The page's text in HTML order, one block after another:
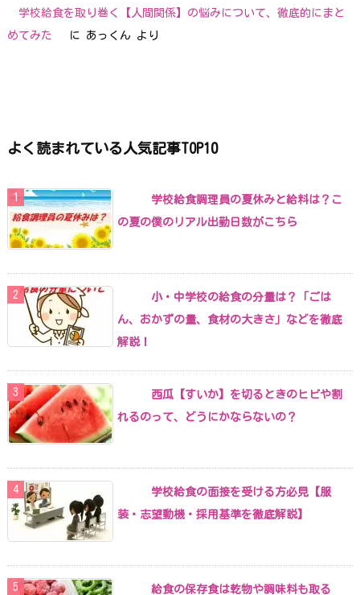
学校給食を取り巻く【人間関係】の悩みについて、徹底的にまと
めてみた
に あっくん より
よく読まれている人気記事TOP10
学校給食調理員の夏休みと給料は？こ
の夏の僕のリアル出勤日数がこちら
小・中学校の給食の分量は？「ごは
ん、おかずの量、食材の大きさ」などを徹底
解説！
西瓜【すいか】を切るときのヒビや割
れるのって、どうにかならないの？
学校給食の面接を受ける方必見【服
装・志望動機・採用基準を徹底解説】
給食の保存食は乾物や調味料も取る